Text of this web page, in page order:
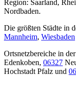
Region: Saarland,
Nordbaden.
Die größten Städte in
Mannheim, Wiesbaden
Ortsnetzbereiche in
Edenkoben, 06327
Hochstadt Pfalz und